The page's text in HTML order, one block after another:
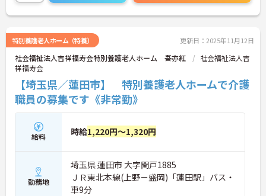
特別養護老人ホーム（特養） 更新日：2025年11月12日
社会福祉法人吉祥福寿会特別養護老人ホーム 吾亦紅
社会福祉法人吉
祥福寿会
【埼玉県／蓮田市】 特別養護老人ホームで介護
職員の募集です《非常勤》
給料 時給1,220円～1,320円
勤務地
埼玉県 蓮田市 大字閏戸1885
ＪＲ東北本線(上野－盛岡)「蓮田駅」バス・
車9分